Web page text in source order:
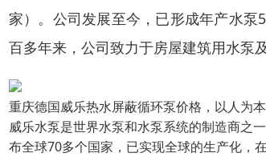
家）。公司发展至今，已形成年产水
百多年来，公司致力于房屋建筑用水泵
重庆德国威乐热水屏蔽循环泵价格，以人为
威乐水泵是世界水泵和水泵系统的制造商之
布全球70多个国家，已实现全球的生产化，